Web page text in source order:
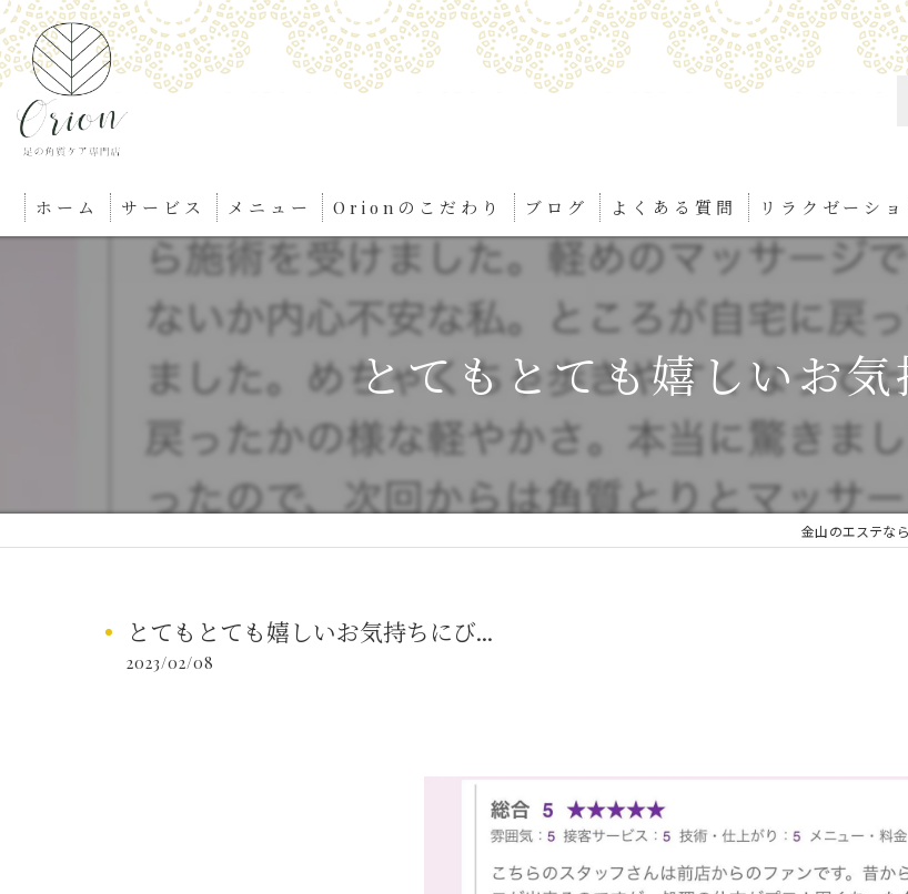
ホーム サービス メニュー Orionのこだわり ブログ よくある質問 リラクゼーショ
とてもとても嬉しいお
金山のエステな
とてもとても嬉しいお気持ちにび...
2023/02/08